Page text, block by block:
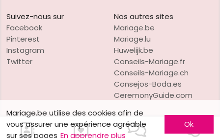
Suivez-nous sur
Facebook
Pinterest
Instagram
Twitter
Nos autres sites
Mariage.be
Mariage.lu
Huwelijk.be
Conseils-Mariage.fr
Conseils-Mariage.ch
Consejos-Boda.es
CeremonyGuide.com
VO PublishingCopyright © 1997-2026 Mariage.be
Mariage.be utilise des cookies afin de
vous assurer une expérience agréable
sur ses pages En apprendre plus
Ok